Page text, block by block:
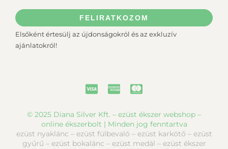
FELIRATKOZOM
Elsőként értesülj az újdonságokról és az exkluzív
ajánlatokról!
© 2025 Diana Silver Kft. – ezüst ékszer webshop –
online ékszerbolt | Minden jog fenntartva
ezüst nyaklánc – ezüst fülbevaló – ezüst karkötő – ezüst
gyűrű – ezüst bokalánc – ezüst medál – ezüst ékszer